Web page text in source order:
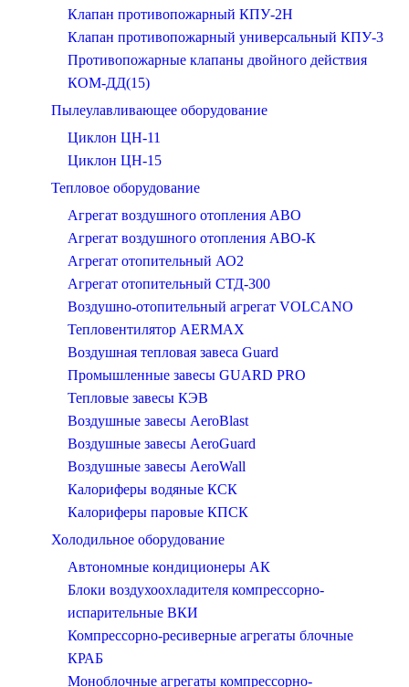
Клапан противопожарный КПУ-2Н
Клапан противопожарный универсальный КПУ-3
Противопожарные клапаны двойного действия
КОМ-ДД(15)
Пылеулавливающее оборудование
Циклон ЦН-11
Циклон ЦН-15
Тепловое оборудование
Агрегат воздушного отопления АВО
Агрегат воздушного отопления АВО-К
Агрегат отопительный АО2
Агрегат отопительный СТД-300
Воздушно-отопительный агрегат VOLCANO
Тепловентилятор AERMAX
Воздушная тепловая завеса Guard
Промышленные завесы GUARD PRO
Тепловые завесы КЭВ
Воздушные завесы AeroBlast
Воздушные завесы AeroGuard
Воздушные завесы AeroWall
Калориферы водяные КСК
Калориферы паровые КПСК
Холодильное оборудование
Автономные кондиционеры АК
Блоки воздухоохладителя компрессорно-
испарительные ВКИ
Компрессорно-ресиверные агрегаты блочные
КРАБ
Моноблочные агрегаты компрессорно-